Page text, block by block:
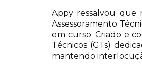
Appy ressalvou que
Assessoramento
em curso. Criado e
Técnicos (GTs)
mantendo